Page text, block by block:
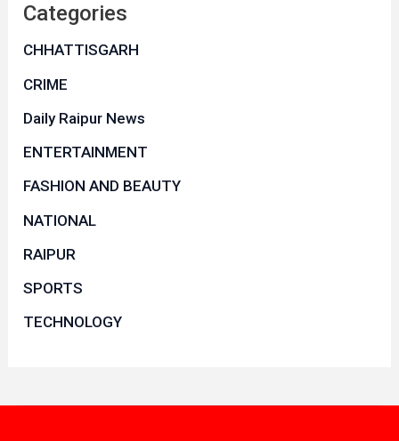
Categories
CHHATTISGARH
CRIME
Daily Raipur News
ENTERTAINMENT
FASHION AND BEAUTY
NATIONAL
RAIPUR
SPORTS
TECHNOLOGY